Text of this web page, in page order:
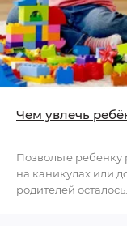
Чем увлечь
Позвольте ребенку
на каникулах или
родителей осталось..